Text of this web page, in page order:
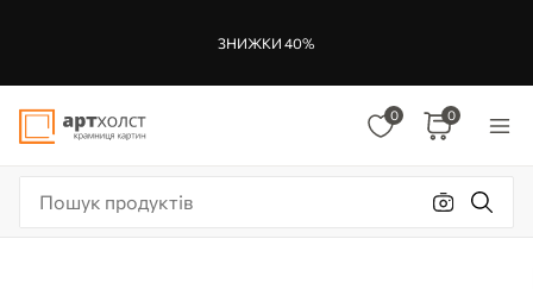
ЗНИЖКИ 40%
0 0